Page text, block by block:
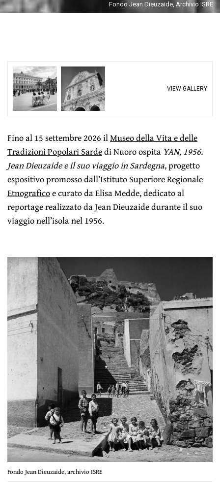
Fondo Jean Dieuzaide, Archivio ISRE
VIEW GALLERY
Fino al 15 settembre 2026 ilMuseo della Vita e delle
Tradizioni Popolari Sardedi Nuoro ospita YAN, 1956.
Jean Dieuzaide e il suo viaggio in Sardegna, progetto
espositivo promosso dall’Istituto Superiore Regionale
Etnograficoe curato da Elisa Medde, dedicato al
reportage realizzato da Jean Dieuzaide durante il suo
viaggio nell’isola nel 1956.
Fondo Jean Dieuzaide, archivio ISRE